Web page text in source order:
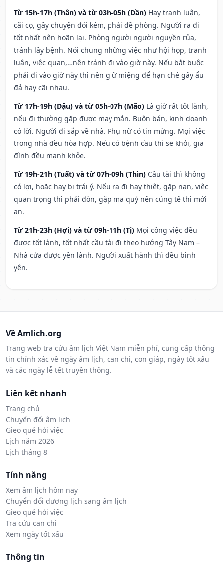
Từ 15h-17h (Thân) và từ 03h-05h (Dần) Hay tranh luận,
cãi cọ, gây chuyện đói kém, phải đề phòng. Người ra đi
tốt nhất nên hoãn lại. Phòng người người nguyền rủa,
tránh lây bệnh. Nói chung những việc như hội họp, tranh
luận, việc quan,…nên tránh đi vào giờ này. Nếu bắt buộc
phải đi vào giờ này thì nên giữ miệng để hạn ché gây ẩu
đả hay cãi nhau.
Từ 17h-19h (Dậu) và từ 05h-07h (Mão) Là giờ rất tốt lành,
nếu đi thường gặp được may mắn. Buôn bán, kinh doanh
có lời. Người đi sắp về nhà. Phụ nữ có tin mừng. Mọi việc
trong nhà đều hòa hợp. Nếu có bệnh cầu thì sẽ khỏi, gia
đình đều mạnh khỏe.
Từ 19h-21h (Tuất) và từ 07h-09h (Thìn) Cầu tài thì không
có lợi, hoặc hay bị trái ý. Nếu ra đi hay thiệt, gặp nạn, việc
quan trọng thì phải đòn, gặp ma quỷ nên cúng tế thì mới
an.
Từ 21h-23h (Hợi) và từ 09h-11h (Tị) Mọi công việc đều
được tốt lành, tốt nhất cầu tài đi theo hướng Tây Nam –
Nhà cửa được yên lành. Người xuất hành thì đều bình
yên.
Về Amlich.org
Trang web tra cứu âm lịch Việt Nam miễn phí, cung cấp thông
tin chính xác về ngày âm lịch, can chi, con giáp, ngày tốt xấu
và các ngày lễ tết truyền thống.
Liên kết nhanh
Trang chủ
Chuyển đổi âm lịch
Gieo quẻ hỏi việc
Lịch năm 2026
Lịch tháng 8
Tính năng
Xem âm lịch hôm nay
Chuyển đổi dương lịch sang âm lịch
Gieo quẻ hỏi việc
Tra cứu can chi
Xem ngày tốt xấu
Thông tin